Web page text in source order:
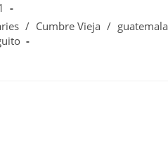
/ Cumbre Vieja / guatemala